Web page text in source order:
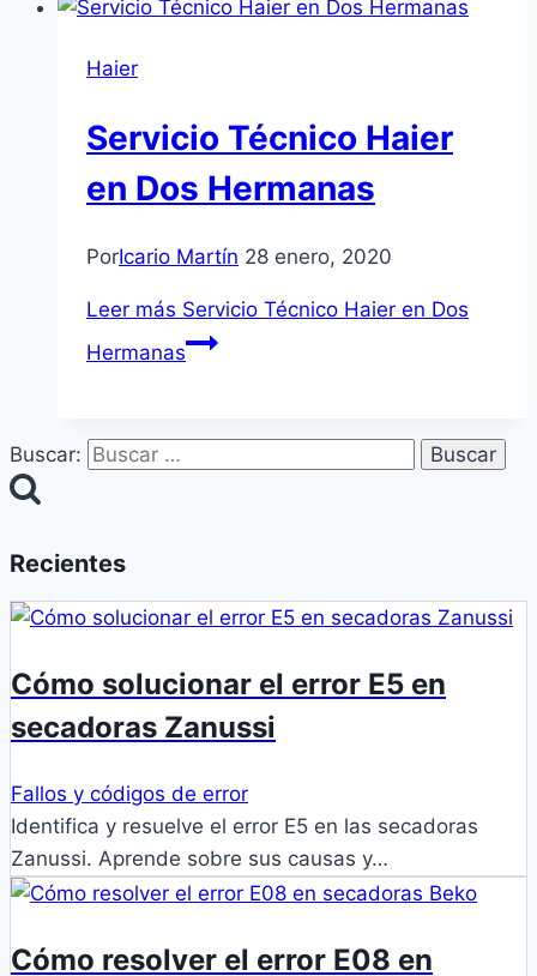
Haier
Servicio Técnico Haier
en Dos Hermanas
PorIcario Martín 28 enero, 2020
Leer más Servicio Técnico Haier en Dos
Hermanas
Buscar:
Recientes
Cómo solucionar el error E5 en
secadoras Zanussi
Fallos y códigos de error
Identifica y resuelve el error E5 en las secadoras
Zanussi. Aprende sobre sus causas y…
Cómo resolver el error E08 en